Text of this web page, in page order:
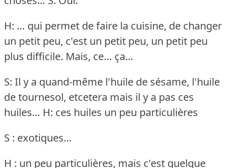
H: … qui permet de faire la cuisine, de changer
un petit peu, c'est un petit peu, un petit peu
plus difficile. Mais, ce… ça…
S: Il y a quand-même l'huile de sésame, l'huile
de tournesol, etcetera mais il y a pas ces
huiles… H: ces huiles un peu particulières
S : exotiques…
H : un peu particulières, mais c'est quelque